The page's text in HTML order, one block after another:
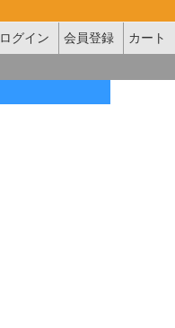
ログイン 会員登録
カート